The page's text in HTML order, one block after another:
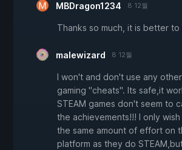
MBDragon1234 8 12월
Thanks so much, it is better
malewizard 8 12월
I won't and don't use any
gaming "cheats". Its safe,it
STEAM games don't seem to
the achievements!!! I only
the same amount of effort on
platform as they do